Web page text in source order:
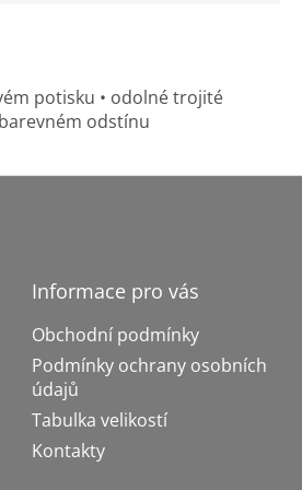
potisku • odolné trojité
odstínu
Informace pro vás
Obchodní podmínky
Podmínky ochrany osobních
údajů
Tabulka velikostí
Kontakty